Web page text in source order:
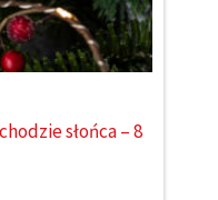
słońca – 8